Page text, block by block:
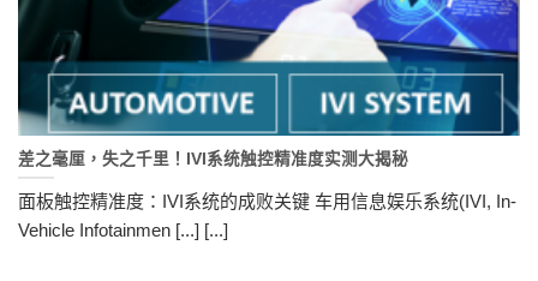
差之毫厘，失之千里！IVI系统触控精准度实测大揭秘
面板触控精准度：IVI系统的成败关键 车用信息娱乐系统(IVI, In-
Vehicle Infotainmen [...] [...]